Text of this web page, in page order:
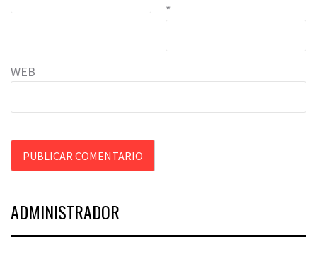
*
WEB
ADMINISTRADOR